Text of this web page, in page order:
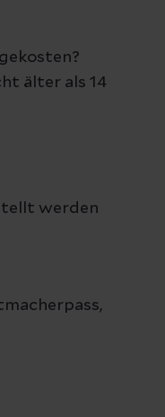
älter als 14
werden